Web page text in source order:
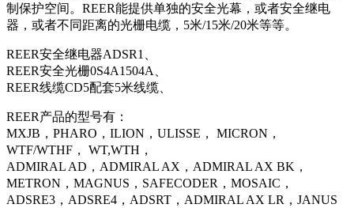
制保护空间。REER能提供单独的安全光幕，或者安全继电
器，或者不同距离的光栅电缆，5米/15米/20米等等。
REER安全继电器ADSR1、
REER安全光栅0S4A1504A、
REER线缆CD5配套5米线缆、
REER产品的型号有：
MXJB，PHARO，ILION，ULISSE， MICRON，
WTF/WTHF， WT,WTH，
ADMIRAL AD，ADMIRAL AX，ADMIRAL AX BK，
METRON，MAGNUS，SAFECODER，MOSAIC，
ADSRE3，ADSRE4，ADSRT，ADMIRAL AX LR，JANUS